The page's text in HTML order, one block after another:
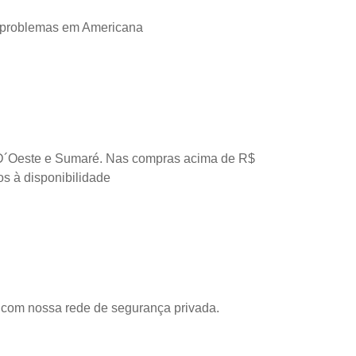
em Americana
e Sumaré. Nas compras acima de R$
à disponibilidade
nossa rede de segurança privada.